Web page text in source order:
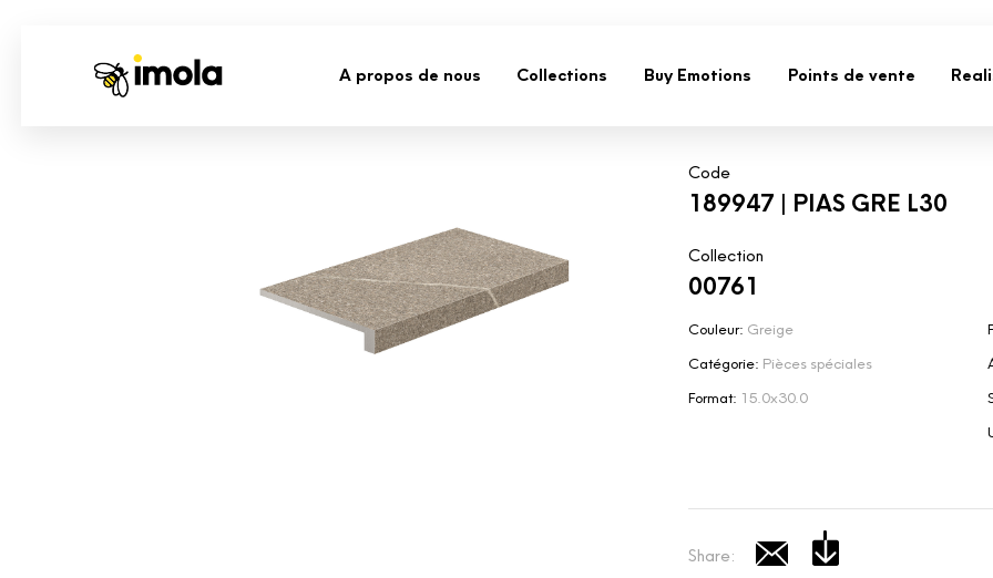
A propos de nous Collections Buy Emotions Points de vente
Code
189947 | PIAS GRE L30
Collection
00761
Couleur: Greige
Catégorie: Pièces spéciales
Format: 15.0x30.0
Share: